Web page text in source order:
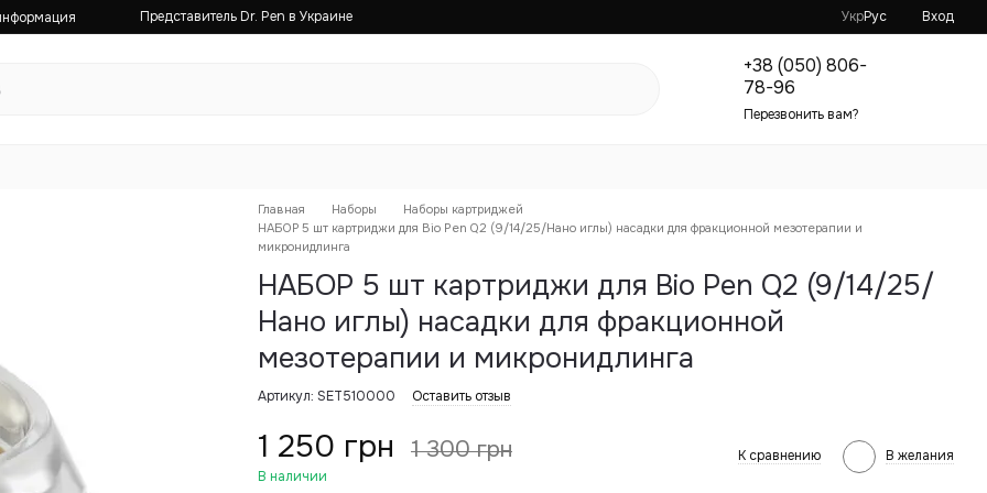
Представитель Dr. Pen в Украине УкрРус Вход
+38 (050) 806-
78-96
Перезвонить вам?
Главная Наборы
Наборы картриджей
НАБОР 5 шт картриджи для Bio Pen Q2 (9/14/25/Нано иглы) насадки для фракционной мезотерапии и
микронидлинга
НАБОР 5 шт картриджи для Bio Pen Q2 (9/14/25/
Нано иглы) насадки для фракционной
мезотерапии и микронидлинга
Артикул: SET510000 Оставить отзыв
1 250 грн 1 300 грн
В наличии
К сравнению В желания